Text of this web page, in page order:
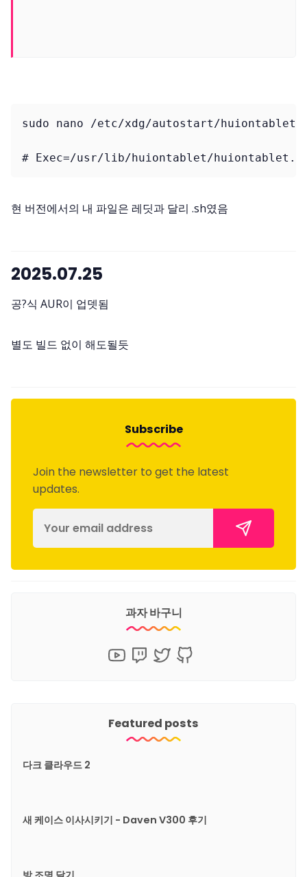
sudo nano /etc/xdg/autostart/
현 버전에서의 내 파일은 레딧과 달리 .sh였음
2025.07.25
공?식 AUR이 업뎃됨
별도 빌드 없이 해도될듯
Subscribe
Join the newsletter to get the latest
updates.
과자 바구니
Featured posts
다크 클라우드 2
새 케이스 이사시키기 - Daven V300 후기